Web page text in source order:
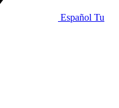
Español Tu